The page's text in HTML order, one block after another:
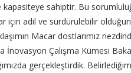
sahiptir. Bu
adil ve sürdürülebilir
Macar dostlarımız
Çalışma Kümesi
gerçekleştirdik.